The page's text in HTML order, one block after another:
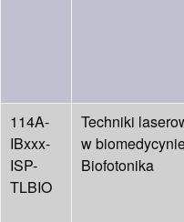
114A-
IBxxx-
ISP-
TLBIO
Techniki
w
Biofotonika